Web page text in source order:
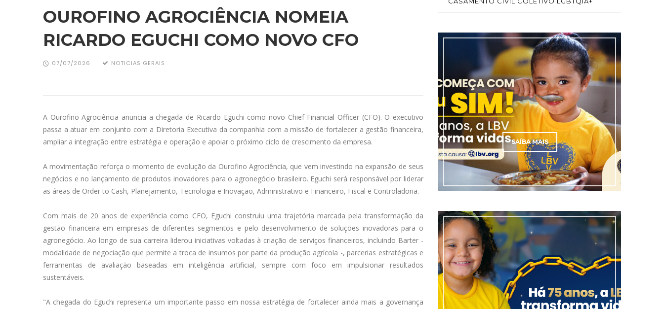
OUROFINO AGROCIÊNCIA NOMEIA
RICARDO EGUCHI COMO NOVO CFO
07/07/2026 NOTICIAS GERAIS
A Ourofino Agrociência anuncia a chegada de Ricardo Eguchi como novo Chief Financial Officer (CFO). O executivo
passa a atuar em conjunto com a Diretoria Executiva da companhia com a missão de fortalecer a gestão financeira,
ampliar a integração entre estratégia e operação e apoiar o próximo ciclo de crescimento da empresa.
A movimentação reforça o momento de evolução da Ourofino Agrociência, que vem investindo na expansão de seus
negócios e no lançamento de produtos inovadores para o agronegócio brasileiro. Eguchi será responsável por liderar
as áreas de Order to Cash, Planejamento, Tecnologia e Inovação, Administrativo e Financeiro, Fiscal e Controladoria.
Com mais de 20 anos de experiência como CFO, Eguchi construiu uma trajetória marcada pela transformação da
gestão financeira em empresas de diferentes segmentos e pelo desenvolvimento de soluções inovadoras para o
agronegócio. Ao longo de sua carreira liderou iniciativas voltadas à criação de serviços financeiros, incluindo Barter -
modalidade de negociação que permite a troca de insumos por parte da produção agrícola -, parcerias estratégicas e
ferramentas de avaliação baseadas em inteligência artificial, sempre com foco em impulsionar resultados
sustentáveis.
"A chegada do Eguchi representa um importante passo em nossa estratégia de fortalecer ainda mais a governança
SAÍBA MAIS